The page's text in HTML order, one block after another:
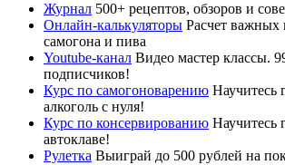
Журнал 500+ рецептов, обзоров и
Онлайн-калькуляторы Расчет важных
самогона и пива
Youtube-канал Видео мастер классы.
подписчиков!
Курс по самогоноварению Научитесь
алкоголь с нуля!
Курс по консервированию Научитесь
автоклаве!
Рулетка Выиграй до 500 рублей на